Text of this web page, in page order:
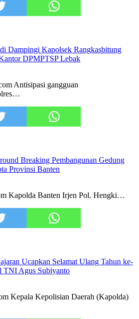
Dampingi Kapolsek Rangkasbitung
DPMPTSP Lebak
Antisipasi gangguan
Breaking Pembangunan Gedung
Provinsi Banten
Kapolda Banten Irjen Pol. Hengki…
Ucapkan Selamat Ulang Tahun ke-
TNI Agus Subiyanto
Kepala Kepolisian Daerah (Kapolda)